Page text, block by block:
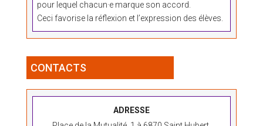
pour lequel chacun·e marque son accord.
Ceci favorise la réflexion et l’expression des élèves.
CONTACTS
ADRESSE